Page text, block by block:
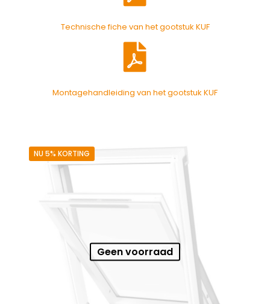
Technische fiche van het gootstuk KUF
Montagehandleiding van het gootstuk KUF
NU 5% KORTING
Geen voorraad